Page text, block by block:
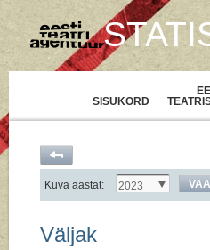
SISUKORD
Kuva aastat: 2023
Väljak